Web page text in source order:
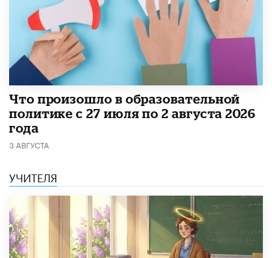
​Что произошло в образовательной
политике с 27 июля по 2 августа 2026
года
3 АВГУСТА
УЧИТЕЛЯ